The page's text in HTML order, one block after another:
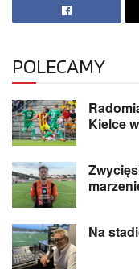
POLECAMY
Kielce
Na